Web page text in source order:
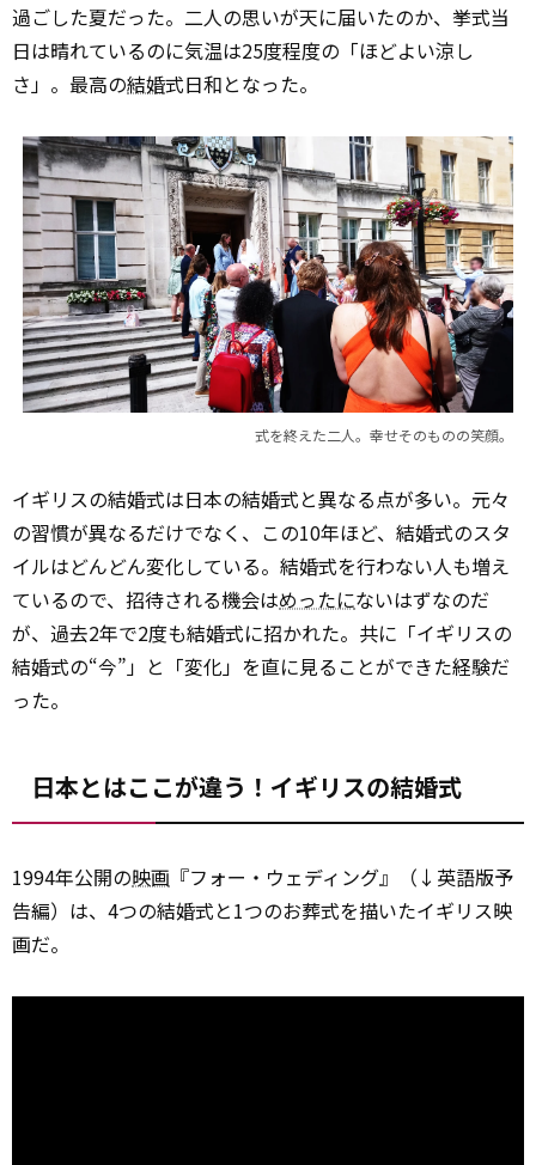
過ごした夏だった。二人の思いが天に届いたのか、挙式当
日は晴れているのに気温は25度程度の「ほどよい涼し
さ」。最高の結婚式日和となった。
式を終えた二人。幸せそのものの笑顔。
イギリスの結婚式は日本の結婚式と異なる点が多い。元々
の習慣が異なるだけでなく、この10年ほど、結婚式のスタ
イルはどんどん変化している。結婚式を行わない人も増え
ているので、招待される機会はめったにないはずなのだ
が、過去2年で2度も結婚式に招かれた。共に「イギリスの
結婚式の“今”」と「変化」を直に見ることができた経験だ
った。
日本とはここが違う！イギリスの結婚式
1994年公開の映画 『フォー・ウェディング』（↓英語版予
告編）は、4つの結婚式と1つのお葬式を描いたイギリス映
画だ。